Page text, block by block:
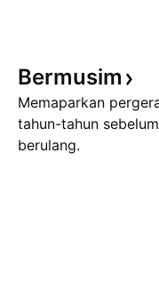
Bermusim
Memaparkan
tahun-tahun
berulang.